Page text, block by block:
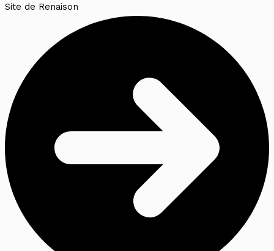
Site de Renaison